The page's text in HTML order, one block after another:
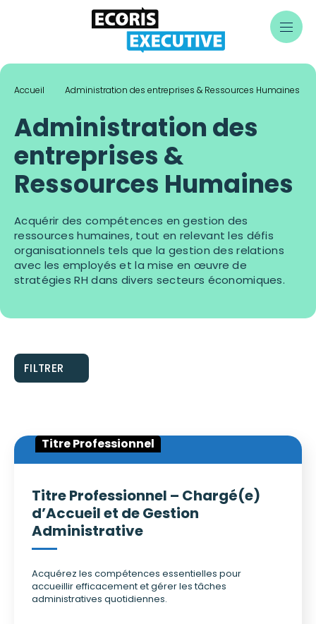
Accueil Administration des entreprises & Ressources Humaines
Administration des
entreprises &
Ressources Humaines
Acquérir des compétences en gestion des
ressources humaines, tout en relevant les défis
organisationnels tels que la gestion des relations
avec les employés et la mise en œuvre de
stratégies RH dans divers secteurs économiques.
FILTRER
Titre Professionnel
Titre Professionnel – Chargé(e)
d’Accueil et de Gestion
Administrative
Acquérez les compétences essentielles pour
accueillir efficacement et gérer les tâches
administratives quotidiennes.